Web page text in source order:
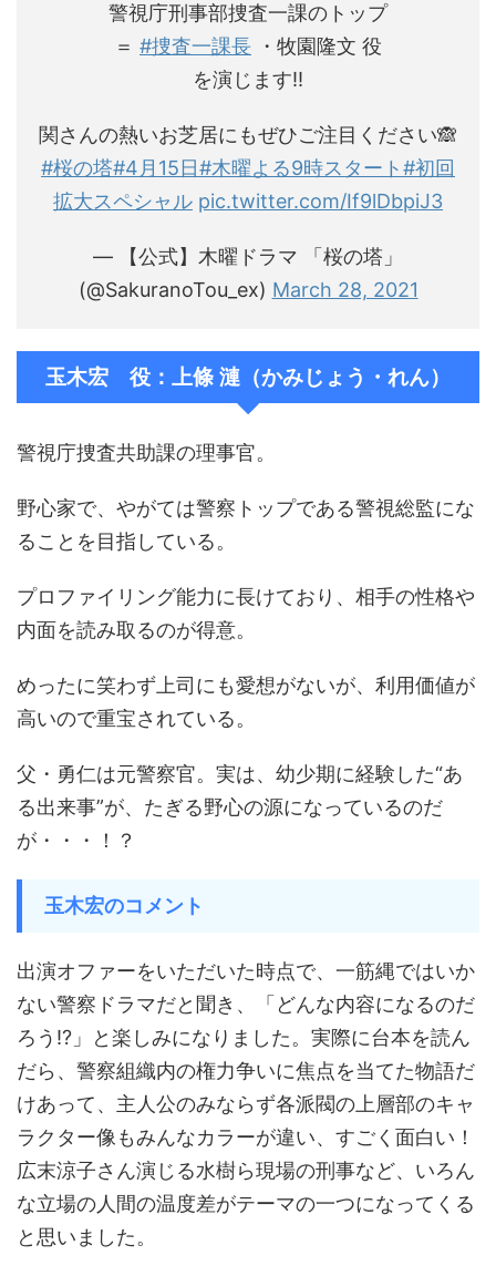
警視庁刑事部捜査一課のトップ
＝ #捜査一課長 ・牧園隆文 役
を演じます‼️
関さんの熱いお芝居にもぜひご注目ください🙈
#桜の塔#4月15日#木曜よる9時スタート#初回
拡大スペシャル pic.twitter.com/If9lDbpiJ3
— 【公式】木曜ドラマ 「桜の塔」
(@SakuranoTou_ex) March 28, 2021
玉木宏 役：上條 漣（かみじょう・れん）
警視庁捜査共助課の理事官。
野心家で、やがては警察トップである警視総監にな
ることを目指している。
プロファイリング能力に長けており、相手の性格や
内面を読み取るのが得意。
めったに笑わず上司にも愛想がないが、利用価値が
高いので重宝されている。
父・勇仁は元警察官。実は、幼少期に経験した“あ
る出来事”が、たぎる野心の源になっているのだ
が・・・！？
玉木宏のコメント
出演オファーをいただいた時点で、一筋縄ではいか
ない警察ドラマだと聞き、「どんな内容になるのだ
ろう!?」と楽しみになりました。実際に台本を読ん
だら、警察組織内の権力争いに焦点を当てた物語だ
けあって、主人公のみならず各派閥の上層部のキャ
ラクター像もみんなカラーが違い、すごく面白い！
広末涼子さん演じる水樹ら現場の刑事など、いろん
な立場の人間の温度差がテーマの一つになってくる
と思いました。